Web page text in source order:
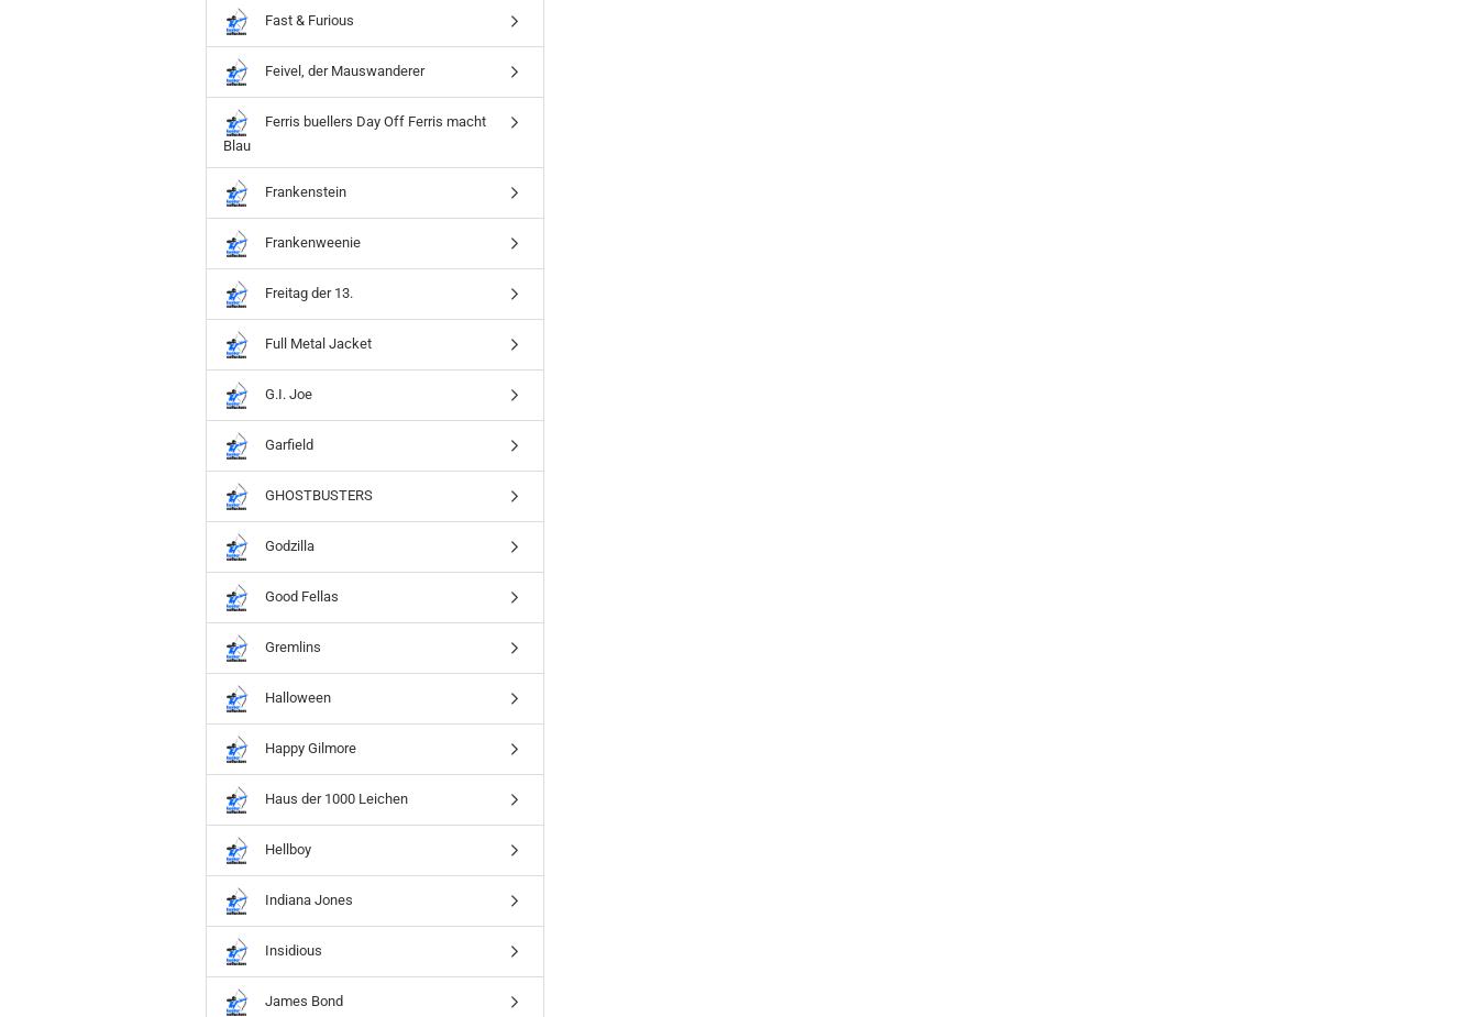
Fast & Furious
Feivel, der Mauswanderer
Ferris buellers Day Off Ferris macht
Blau
Frankenstein
Frankenweenie
Freitag der 13.
Full Metal Jacket
G.I. Joe
Garfield
GHOSTBUSTERS
Godzilla
Good Fellas
Gremlins
Halloween
Happy Gilmore
Haus der 1000 Leichen
Hellboy
Indiana Jones
Insidious
James Bond